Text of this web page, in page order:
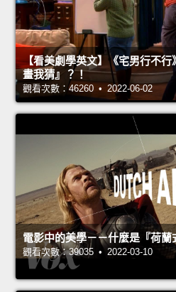
【看美劇學英文】《宅男行不
畫我猜』？！
觀看次數：46260 • 2022-06-02
電影中的美學－－什麼是『荷蘭
觀看次數：39035 • 2022-03-10